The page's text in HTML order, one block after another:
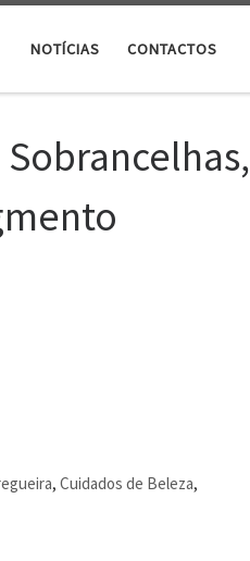
NOTÍCIAS CONTACTOS
,Cuidados de Beleza,